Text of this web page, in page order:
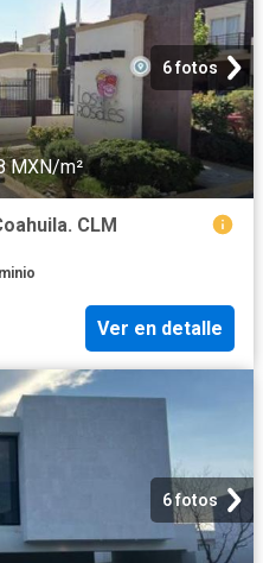
6 fotos
MXN/m²
CLM
Ver en detalle
6 fotos